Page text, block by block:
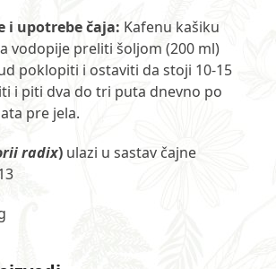
i upotrebe čaja: Kafenu kašiku
vodopije preliti šoljom (200 ml)
poklopiti i ostaviti da stoji 10-15
i piti dva do tri puta dnevno po
pre jela.
radix) ulazi u sastav čajne